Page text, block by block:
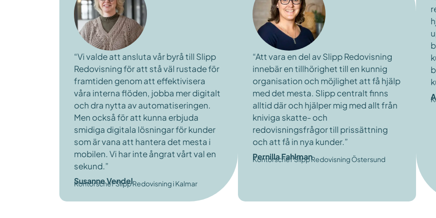
“Vi valde att ansluta vår byrå till Slipp
Redovisning för att stå väl rustade för
framtiden genom att effektivisera
våra interna flöden, jobba mer digitalt
och dra nytta av automatiseringen.
Men också för att kunna erbjuda
smidiga digitala lösningar för kunder
som är vana att hantera det mesta i
mobilen. Vi har inte ångrat vårt val en
sekund.”
Susanne Vendel
Kontorschef Slipp Redovisning i Kalmar
“Att vara en del av Slipp Redovisning
innebär en tillhörighet till en kunnig
organisation och möjlighet att få hjälp
med det mesta. Slipp centralt finns
alltid där och hjälper mig med allt från
kniviga skatte- och
redovisningsfrågor till prissättning
och att få in nya kunder.”
Pernilla Fahlman
Kontorschef Slipp Redovisning Östersund